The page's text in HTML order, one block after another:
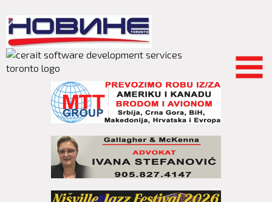
main
content